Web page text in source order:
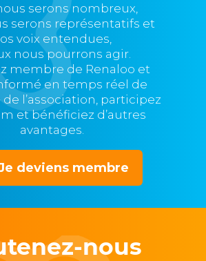
serons nombreux,
serons représentatifs et
voix entendues,
nous pourrons agir.
membre de Renaloo et
en temps réel de
de l’association, participez
et bénéficiez d’autres
avantages.
deviens membre
nous